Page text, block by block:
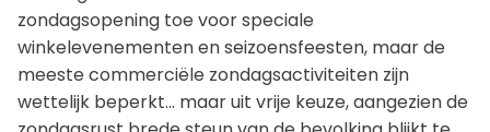
zondagsopening toe voor speciale
winkelevenementen en seizoensfeesten, maar de
meeste commerciële zondagsactiviteiten zijn
wettelijk beperkt... maar uit vrije keuze, aangezien de